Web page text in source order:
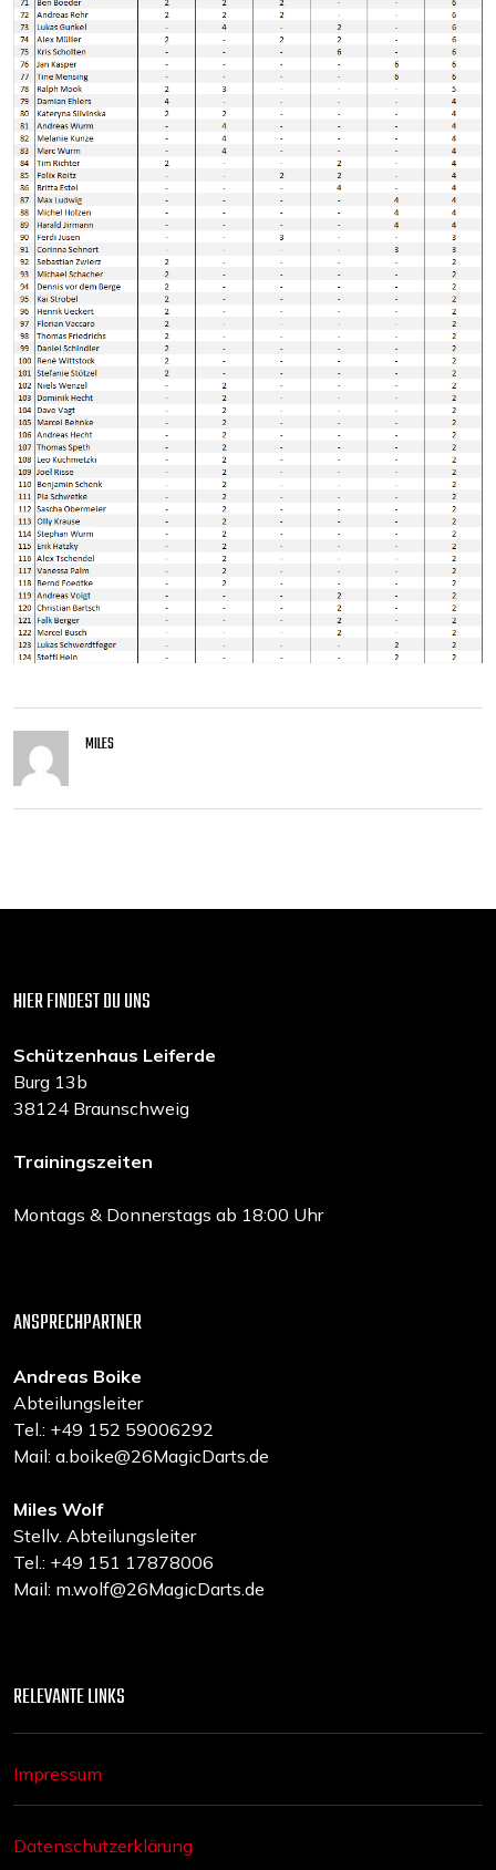
MILES
HIER FINDEST DU UNS
Schützenhaus Leiferde
Burg 13b
38124 Braunschweig
Trainingszeiten
Montags & Donnerstags ab 18:00 Uhr
ANSPRECHPARTNER
Andreas Boike
Abteilungsleiter
Tel.: +49 152 59006292
Mail: a.boike@26MagicDarts.de
Miles Wolf
Stellv. Abteilungsleiter
Tel.: +49 151 17878006
Mail: m.wolf@26MagicDarts.de
RELEVANTE LINKS
Impressum
Datenschutzerklärung